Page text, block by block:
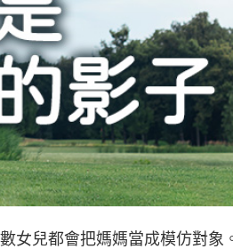
女兒都會把媽媽當成模仿對象